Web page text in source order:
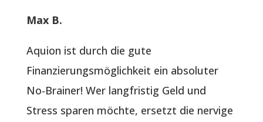
Max B.
Aquion ist durch die gute
Finanzierungsmöglichkeit ein absoluter
No-Brainer! Wer langfristig Geld und
Stress sparen möchte, ersetzt die nervige